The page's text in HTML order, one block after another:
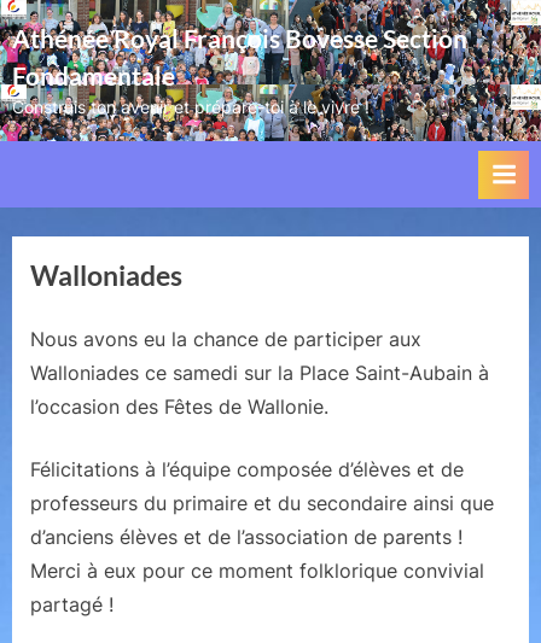
Skip
to
content
Athénée Royal François Bovesse Section
Fondamentale
Construis ton avenir et prépare-toi à le vivre !
Walloniades
Nous avons eu la chance de participer aux
Walloniades ce samedi sur la Place Saint-Aubain à
l’occasion des Fêtes de Wallonie.
Félicitations à l’équipe composée d’élèves et de
professeurs du primaire et du secondaire ainsi que
d’anciens élèves et de l’association de parents !
Merci à eux pour ce moment folklorique convivial
partagé !